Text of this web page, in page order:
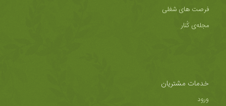
فرصت های شغلی
مجله‌ی کُنار
خدمات مشتریان
ورود